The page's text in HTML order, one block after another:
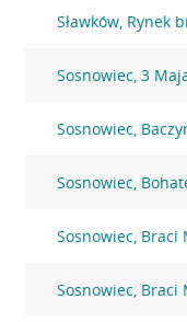
Sławków, Rynek
Sosnowiec, 3
Sosnowiec,
Sosnowiec,
Sosnowiec, Braci
Sosnowiec, Braci